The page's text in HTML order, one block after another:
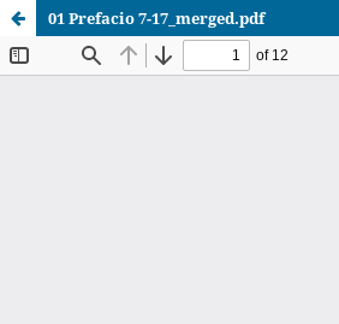
01 Prefacio 7-17_merged.pdf